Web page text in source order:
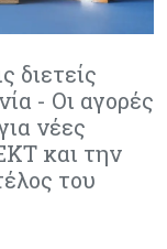
διετείς
- Οι αγορές
νέες
και την
του